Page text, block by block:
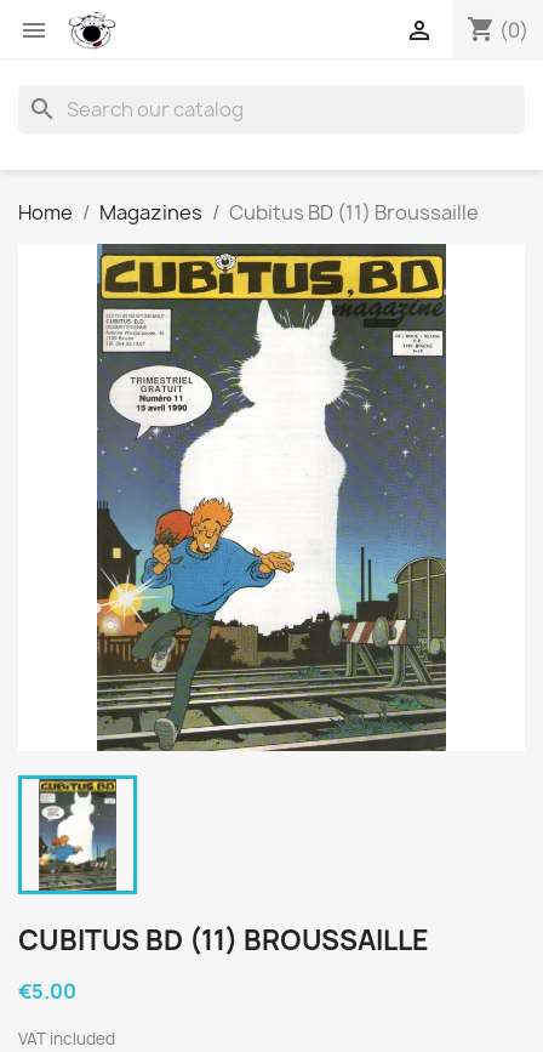
 shopping_cart (0)

search
Home Magazines Cubitus BD (11) Broussaille
CUBITUS BD (11) BROUSSAILLE
€5.00
VAT included